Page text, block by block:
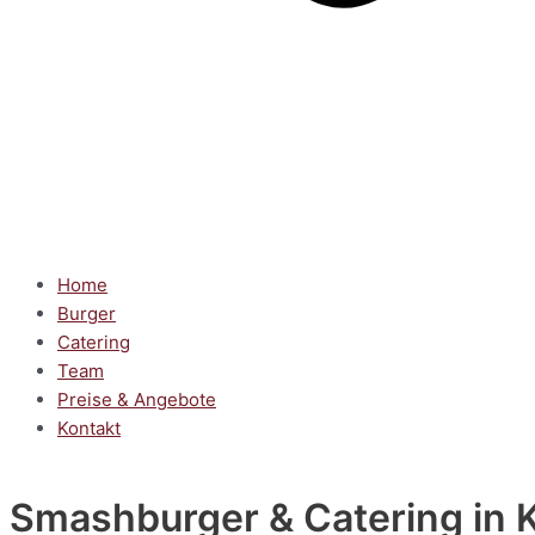
Home
Burger
Catering
Team
Preise & Angebote
Kontakt
Smashburger & Catering in